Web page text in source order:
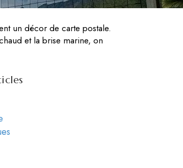
un décor de carte postale.
et la brise marine, on